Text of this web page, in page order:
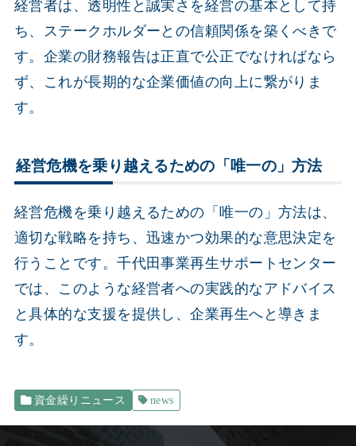
経営者は、透明性と誠実さを経営の基本として持
ち、ステークホルダーとの信頼関係を築くべきで
す。企業の財務報告は正直で公正でなければなら
ず、これが長期的な企業価値の向上に繋がりま
す。
経営危機を乗り越えるための「唯一の」方法
経営危機を乗り越えるための「唯一の」方法は、
適切な戦略を持ち、迅速かつ効果的な意思決定を
行うことです。千代田事業再生サポートセンター
では、このような経営者への実践的なアドバイス
と具体的な支援を提供し、企業再生へと導きま
す。
資金繰りニュース news